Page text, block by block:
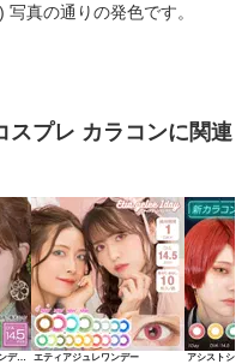
真の通りの発色です。
スプレ カラコンに関連
アシストシュシュ ハナビワンデーUV エティアジュレワンデー